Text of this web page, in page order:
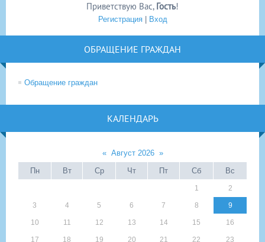
Приветствую Вас, Гость!
Регистрация| Вход
ОБРАЩЕНИЕ ГРАЖДАН
Обращение граждан
КАЛЕНДАРЬ
« Август 2026 »
Пн
Вт Ср Чт Пт Сб Вс
1 2
3 4 5 6 7 8 9
10 11 12 13 14 15 16
17 18 19 20 21 22 23